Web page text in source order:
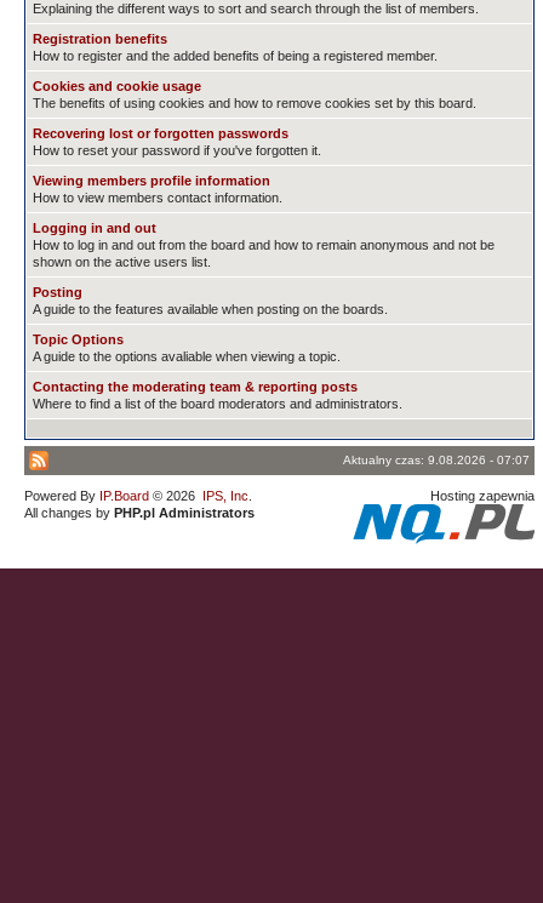
Explaining the different ways to sort and search through the list of members.
Registration benefits
How to register and the added benefits of being a registered member.
Cookies and cookie usage
The benefits of using cookies and how to remove cookies set by this board.
Recovering lost or forgotten passwords
How to reset your password if you've forgotten it.
Viewing members profile information
How to view members contact information.
Logging in and out
How to log in and out from the board and how to remain anonymous and not be
shown on the active users list.
Posting
A guide to the features available when posting on the boards.
Topic Options
A guide to the options avaliable when viewing a topic.
Contacting the moderating team & reporting posts
Where to find a list of the board moderators and administrators.
Aktualny czas: 9.08.2026 - 07:07
Powered By IP.Board © 2026 IPS, Inc
All changes by PHP.pl Administrators
Hosting zapewnia